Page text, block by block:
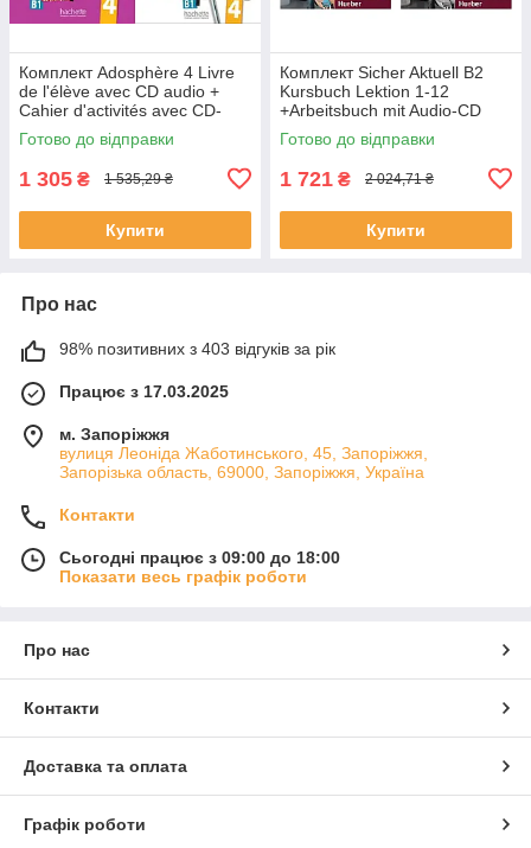
Комплект Adosphère 4 Livre
de l'élève avec CD audio +
Cahier d'activités avec CD-
ROM (оригинал)
Готово до відправки
1 305 ₴ 1 535,29 ₴
Купити
Комплект Sicher Aktuell B2
Kursbuch Lektion 1-12
+Arbeitsbuch mit Audio-CD
Lektion 1-12 (оригинал)
Готово до відправки
1 721 ₴ 2 024,71 ₴
Купити
Про нас
98% позитивних з 403 відгуків за рік
Працює з 17.03.2025
м. Запоріжжя
вулиця Леоніда Жаботинського, 45, Запоріжжя,
Запорізька область, 69000, Запоріжжя, Україна
Контакти
Сьогодні працює з 09:00 до 18:00
Показати весь графік роботи
Про нас
Контакти
Доставка та оплата
Графік роботи